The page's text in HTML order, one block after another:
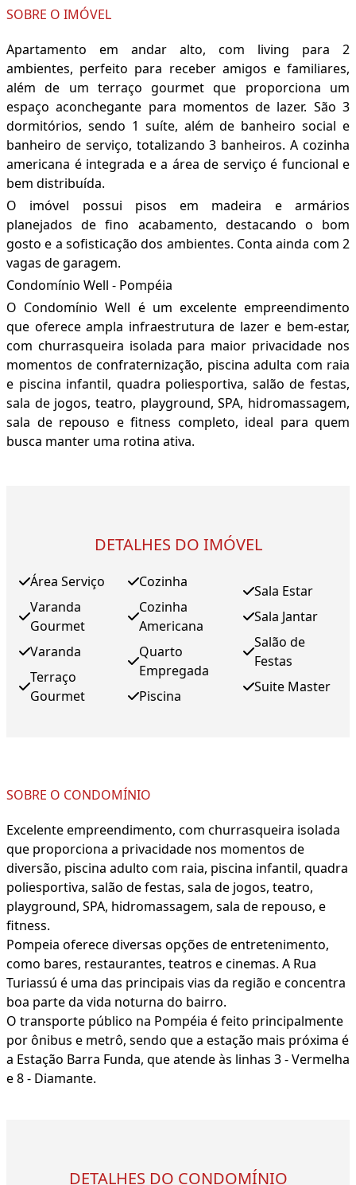
SOBRE O IMÓVEL
Apartamento em andar alto, com living para 2
ambientes, perfeito para receber amigos e familiares,
além de um terraço gourmet que proporciona um
espaço aconchegante para momentos de lazer. São 3
dormitórios, sendo 1 suíte, além de banheiro social e
banheiro de serviço, totalizando 3 banheiros. A cozinha
americana é integrada e a área de serviço é funcional e
bem distribuída.
O imóvel possui pisos em madeira e armários
planejados de fino acabamento, destacando o bom
gosto e a sofisticação dos ambientes. Conta ainda com 2
vagas de garagem.
Condomínio Well - Pompéia
O Condomínio Well é um excelente empreendimento
que oferece ampla infraestrutura de lazer e bem-estar,
com churrasqueira isolada para maior privacidade nos
momentos de confraternização, piscina adulta com raia
e piscina infantil, quadra poliesportiva, salão de festas,
sala de jogos, teatro, playground, SPA, hidromassagem,
sala de repouso e fitness completo, ideal para quem
busca manter uma rotina ativa.
DETALHES DO IMÓVEL
Área Serviço
Varanda
Gourmet
Varanda
Terraço
Gourmet
Cozinha
Cozinha
Americana
Quarto
Empregada
Piscina
Sala Estar
Sala Jantar
Salão de
Festas
Suite Master
SOBRE O CONDOMÍNIO
Excelente empreendimento, com churrasqueira isolada
que proporciona a privacidade nos momentos de
diversão, piscina adulto com raia, piscina infantil, quadra
poliesportiva, salão de festas, sala de jogos, teatro,
playground, SPA, hidromassagem, sala de repouso, e
fitness.
Pompeia oferece diversas opções de entretenimento,
como bares, restaurantes, teatros e cinemas. A Rua
Turiassú é uma das principais vias da região e concentra
boa parte da vida noturna do bairro.
O transporte público na Pompéia é feito principalmente
por ônibus e metrô, sendo que a estação mais próxima é
a Estação Barra Funda, que atende às linhas 3 - Vermelha
e 8 - Diamante.
DETALHES DO CONDOMÍNIO